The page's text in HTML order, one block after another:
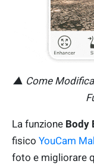
▲ Come
La funzione Body
fisico YouCam
foto e migliorare